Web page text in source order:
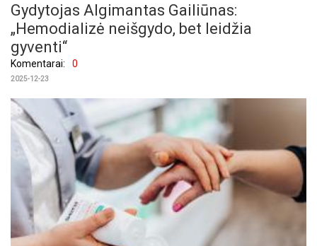
Gydytojas Algimantas Gailiūnas:
„Hemodializė neišgydo, bet leidžia
gyventi“
Komentarai: 0
2025-12-23